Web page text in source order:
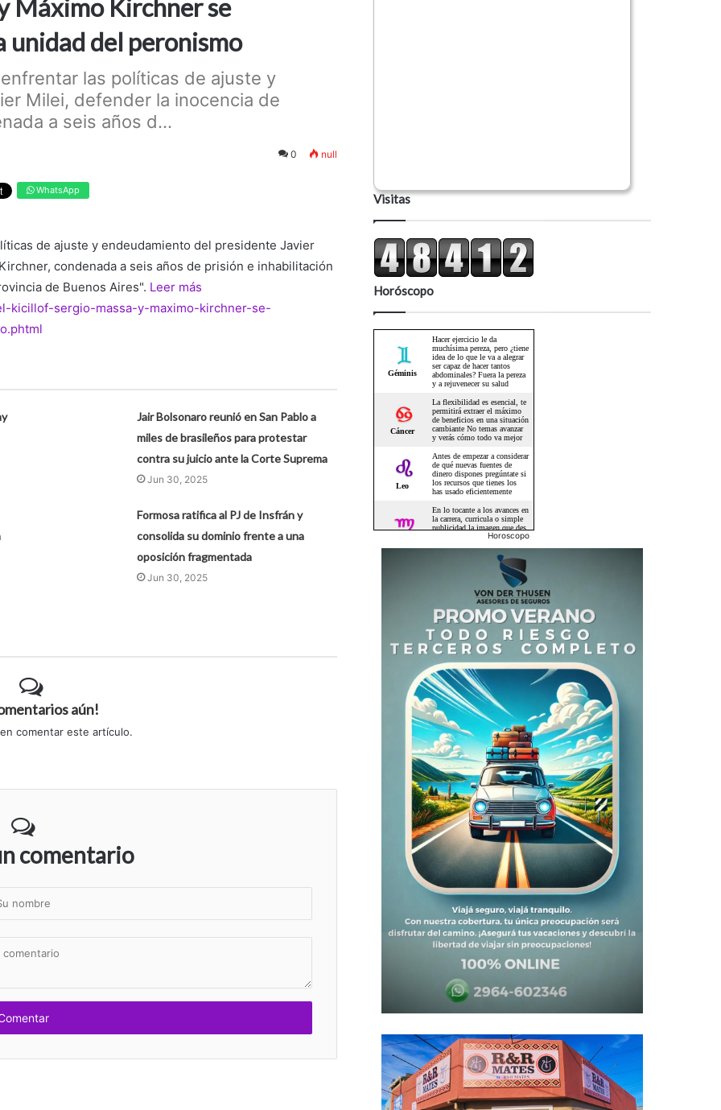
Máximo Kirchner se
del peronismo
las políticas de ajuste y
Milei, defender la inocencia de
a seis años d...
0 null
WhatsApp
de ajuste y endeudamiento del presidente Javier
condenada a seis años de prisión e inhabilitación
de Buenos Aires". Leer más
kicillof-sergio-massa-y-maximo-kirchner-se-
Jair Bolsonaro reunió en San Pablo a
miles de brasileños para protestar
contra su juicio ante la Corte Suprema
Jun 30, 2025
Formosa ratifica al PJ de Insfrán y
consolida su dominio frente a una
oposición fragmentada
Jun 30, 2025
aún!
comentar este artículo.
comentario
Visitas
Horóscopo
Horoscopo